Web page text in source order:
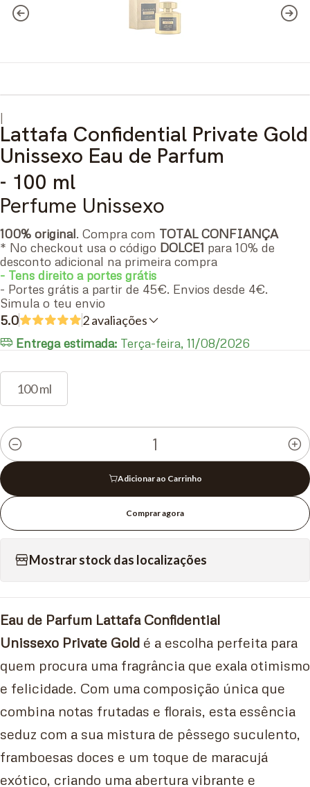
|
Lattafa Confidential Private Gold
Unissexo Eau de Parfum
- 100 ml
Perfume Unissexo
100% original. Compra com TOTAL CONFIANÇA
* No checkout usa o código DOLCE1 para 10% de
desconto adicional na primeira compra
- Tens direito a portes grátis
- Portes grátis a partir de 45€. Envios desde 4€.
Simula o teu envio
5.0
2 avaliações
Entrega estimada: Terça-feira, 11/08/2026
100 ml
Quantidade
Adicionar ao Carrinho
Comprar agora
Mostrar stock das localizações
Eau de Parfum Lattafa Confidential
Unissexo Private Gold é a escolha perfeita para
quem procura uma fragrância que exala otimismo
e felicidade. Com uma composição única que
combina notas frutadas e florais, esta essência
seduz com a sua mistura de pêssego suculento,
framboesas doces e um toque de maracujá
exótico, criando uma abertura vibrante e